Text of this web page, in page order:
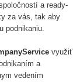
a ready-
za vás, tak aby
podnikaniu.
využiť
a
vedením